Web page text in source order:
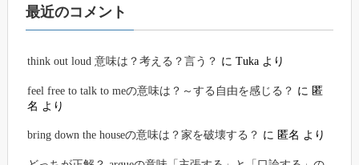
最近のコメント
think out loud 意味は？考える？言う？ にTuka より
feel free to talk to meの意味は？～する自由を感じる？ に 匿
名 より
bring down the houseの意味は？家を破壊する？ に 匿名 より